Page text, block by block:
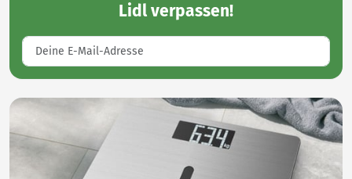
Lidlverpassen!